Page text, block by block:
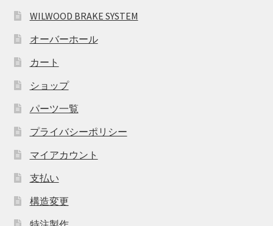
WILWOOD BRAKE SYSTEM
オーバーホール
カート
ショップ
パーツ一覧
プライバシーポリシー
マイアカウント
支払い
構造変更